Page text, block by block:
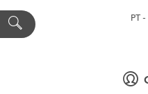
PT -